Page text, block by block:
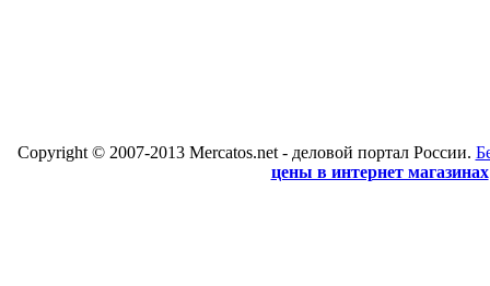
Copyright © 2007-2013 Mercatos.net - деловой портал России.
цены в интернет магазинах